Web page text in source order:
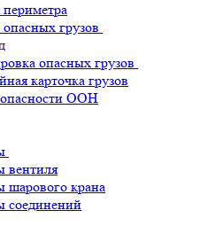
грузов
опасных грузов
карточка грузов
ООН
вентиля
шарового крана
соединений